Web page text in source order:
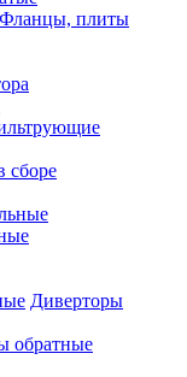
Фланцы, плиты
сборе
Диверторы
обратные